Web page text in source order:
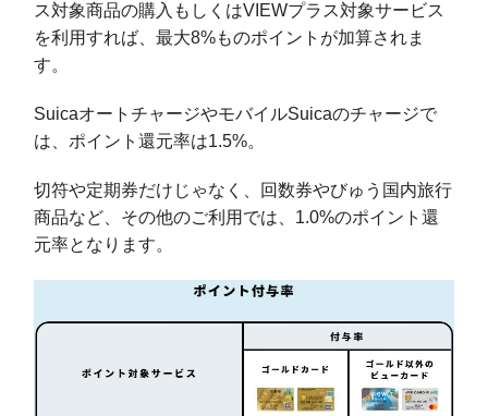
ス対象商品の購入もしくはVIEWプラス対象サービス
を利用すれば、最大8%ものポイントが加算されま
す。
SuicaオートチャージやモバイルSuicaのチャージで
は、ポイント還元率は1.5%。
切符や定期券だけじゃなく、回数券やびゅう国内旅行
商品など、その他のご利用では、1.0%のポイント還
元率となります。